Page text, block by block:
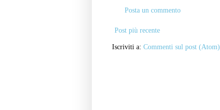
Posta un commento
Post più recente
Iscriviti a: Commenti sul post (Atom)